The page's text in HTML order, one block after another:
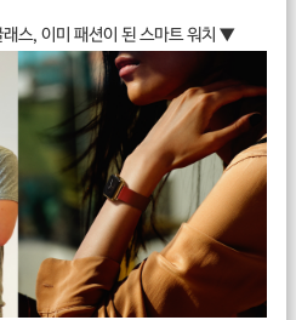
스, 이미 패션이 된 스마트 워치 ▼